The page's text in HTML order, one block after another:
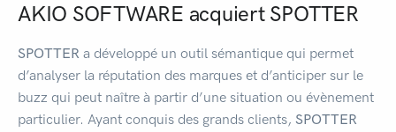
AKIO SOFTWARE acquiert SPOTTER
SPOTTER a développé un outil sémantique qui permet
d’analyser la réputation des marques et d’anticiper sur le
buzz qui peut naître à partir d’une situation ou évènement
particulier. Ayant conquis des grands clients, SPOTTER